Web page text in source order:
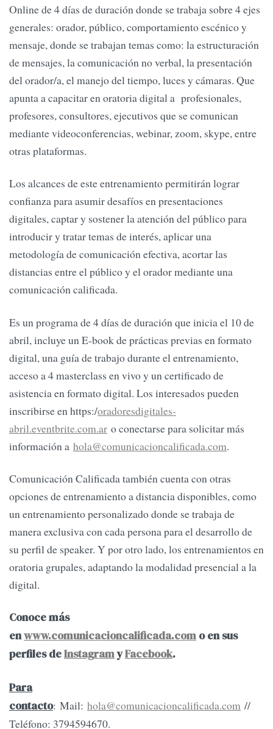
Online de 4 días de duración donde se trabaja sobre 4 ejes
generales: orador, público, comportamiento escénico y
mensaje, donde se trabajan temas como: la estructuración
de mensajes, la comunicación no verbal, la presentación
del orador/a, el manejo del tiempo, luces y cámaras. Que
apunta a capacitar en oratoria digital a profesionales,
profesores, consultores, ejecutivos que se comunican
mediante videoconferencias, webinar, zoom, skype, entre
otras plataformas.
Los alcances de este entrenamiento permitirán lograr
confianza para asumir desafíos en presentaciones
digitales, captar y sostener la atención del público para
introducir y tratar temas de interés, aplicar una
metodología de comunicación efectiva, acortar las
distancias entre el público y el orador mediante una
comunicación calificada.
Es un programa de 4 días de duración que inicia el 10 de
abril, incluye un E-book de prácticas previas en formato
digital, una guía de trabajo durante el entrenamiento,
acceso a 4 masterclass en vivo y un certificado de
asistencia en formato digital. Los interesados pueden
inscribirse en https:/oradoresdigitales-
abril.eventbrite.com.ar o conectarse para solicitar más
información a hola@comunicacioncalificada.com.
Comunicación Calificada también cuenta con otras
opciones de entrenamiento a distancia disponibles, como
un entrenamiento personalizado donde se trabaja de
manera exclusiva con cada persona para el desarrollo de
su perfil de speaker. Y por otro lado, los entrenamientos en
oratoria grupales, adaptando la modalidad presencial a la
digital.
Conoce más
enwww.comunicacioncalificada.com o en sus
perfiles deInstagramyFacebook.
Para
contacto: Mail: hola@comunicacioncalificada.com //
Teléfono: 3794594670.